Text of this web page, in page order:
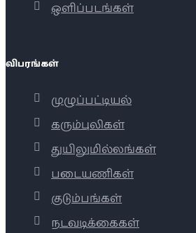
ஒளிப்படங்கள்
விபரங்கள்
முழுப்பட்டியல்
கரும்புலிகள்
துயிலுமில்லங்கள்
படையணிகள்
குடும்பங்கள்
நடவடிக்கைகள்